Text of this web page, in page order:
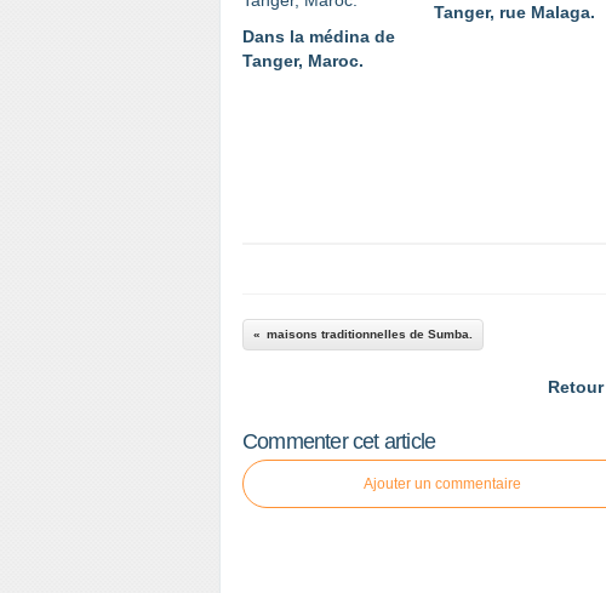
Dans la médina de
Tanger, Maroc.
Tanger, rue Malaga.
maisons traditionnelles de Sumba.
Commenter cet article
Ajouter un commentaire